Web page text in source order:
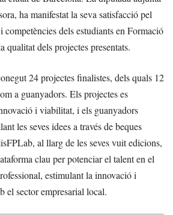
ha manifestat la seva satisfacció pel
competències dels estudiants en Formació
qualitat dels projectes presentats.
24 projectes finalistes, dels quals 12
a guanyadors. Els projectes es
i viabilitat, i els guanyadors
les seves idees a través de beques
al llarg de les seves vuit edicions,
clau per potenciar el talent en el
estimulant la innovació i
el sector empresarial local.